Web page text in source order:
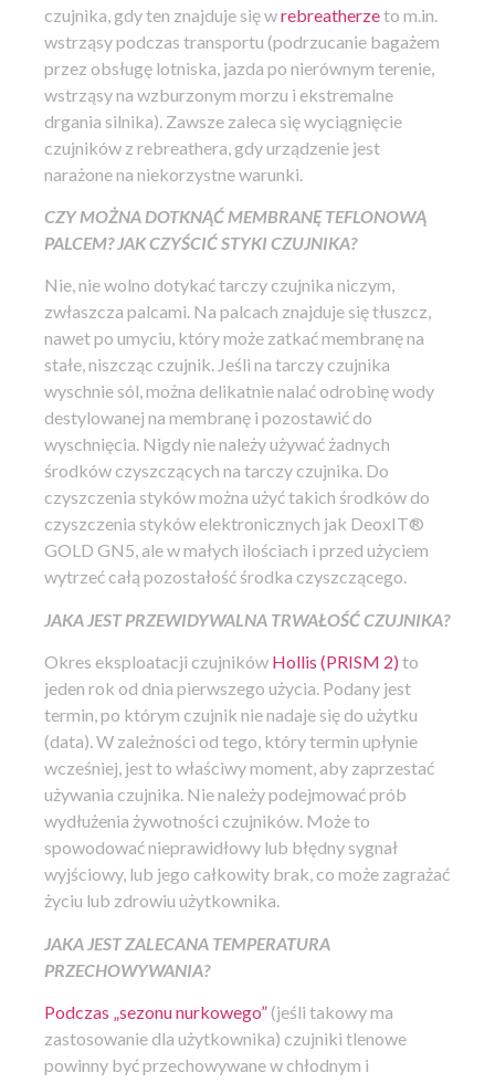
czujnika, gdy ten znajduje się wrebreatherzeto m.in.
wstrząsy podczas transportu (podrzucanie bagażem
przez obsługę lotniska, jazda po nierównym terenie,
wstrząsy na wzburzonym morzu i ekstremalne
drgania silnika). Zawsze zaleca się wyciągnięcie
czujników z rebreathera, gdy urządzenie jest
narażone na niekorzystne warunki.
CZY MOŻNA DOTKNĄĆ MEMBRANĘ TEFLONOWĄ
PALCEM? JAK CZYŚCIĆ STYKI CZUJNIKA?
Nie, nie wolno dotykać tarczy czujnika niczym,
zwłaszcza palcami. Na palcach znajduje się tłuszcz,
nawet po umyciu, który może zatkać membranę na
stałe, niszcząc czujnik. Jeśli na tarczy czujnika
wyschnie sól, można delikatnie nalać odrobinę wody
destylowanej na membranę i pozostawić do
wyschnięcia. Nigdy nie należy używać żadnych
środków czyszczących na tarczy czujnika. Do
czyszczenia styków można użyć takich środków do
czyszczenia styków elektronicznych jak DeoxIT®
GOLD GN5, ale w małych ilościach i przed użyciem
wytrzeć całą pozostałość środka czyszczącego.
JAKA JEST PRZEWIDYWALNA TRWAŁOŚĆ CZUJNIKA?
Okres eksploatacji czujników Hollis (PRISM 2) to
jeden rok od dnia pierwszego użycia. Podany jest
termin, po którym czujnik nie nadaje się do użytku
(data). W zależności od tego, który termin upłynie
wcześniej, jest to właściwy moment, aby zaprzestać
używania czujnika. Nie należy podejmować prób
wydłużenia żywotności czujników. Może to
spowodować nieprawidłowy lub błędny sygnał
wyjściowy, lub jego całkowity brak, co może zagrażać
życiu lub zdrowiu użytkownika.
JAKA JEST ZALECANA TEMPERATURA
PRZECHOWYWANIA?
Podczas „sezonu nurkowego”(jeśli takowy ma
zastosowanie dla użytkownika) czujniki tlenowe
powinny być przechowywane w chłodnym i